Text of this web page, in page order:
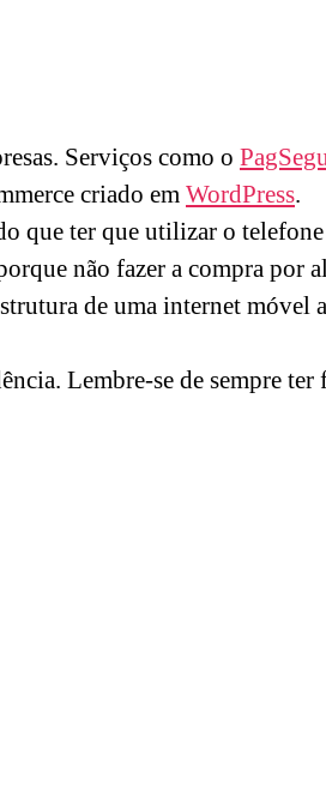
Serviços como o
criado emWordPress.
que ter que utilizar o
não fazer a compra por
de uma internet móvel
Lembre-se de sempre ter